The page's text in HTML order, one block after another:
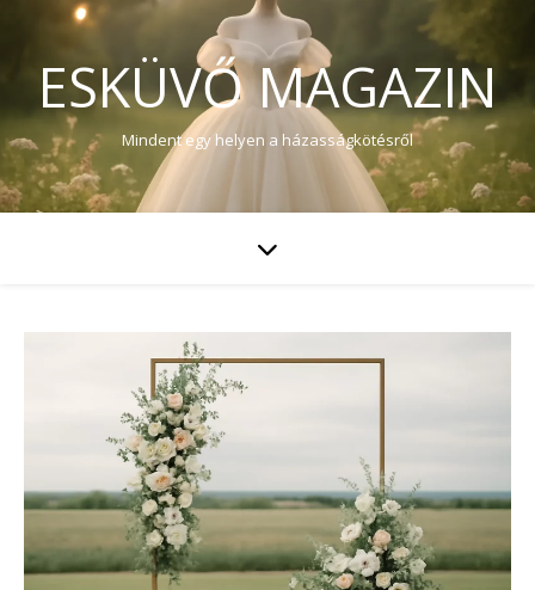
ESKÜVŐ MAGAZIN
Mindent egy helyen a házasságkötésről